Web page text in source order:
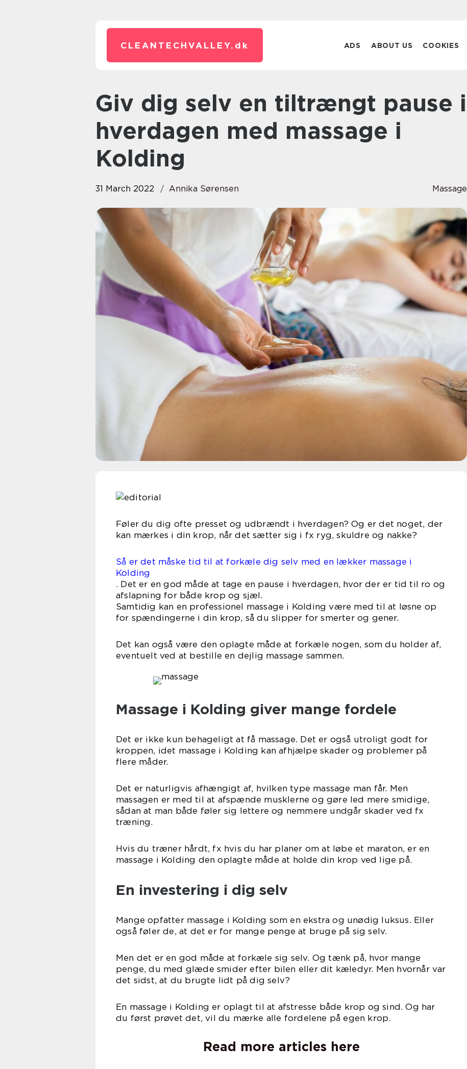
CLEANTECHVALLEY. dk ADS ABOUT US COOKIES
Giv dig selv en tiltrængt pause i
hverdagen med massage i
Kolding
31 March 2022 Annika Sørensen Massage
Føler du dig ofte presset og udbrændt i hverdagen? Og er det noget, der
kan mærkes i din krop, når det sætter sig i fx ryg, skuldre og nakke?
Så er det måske tid til at forkæle dig selv med en lækker massage i
Kolding
. Det er en god måde at tage en pause i hverdagen, hvor der er tid til ro og
afslapning for både krop og sjæl.
Samtidig kan en professionel massage i Kolding være med til at løsne op
for spændingerne i din krop, så du slipper for smerter og gener.
Det kan også være den oplagte måde at forkæle nogen, som du holder af,
eventuelt ved at bestille en dejlig massage sammen.
Massage i Kolding giver mange fordele
Det er ikke kun behageligt at få massage. Det er også utroligt godt for
kroppen, idet massage i Kolding kan afhjælpe skader og problemer på
flere måder.
Det er naturligvis afhængigt af, hvilken type massage man får. Men
massagen er med til at afspænde musklerne og gøre led mere smidige,
sådan at man både føler sig lettere og nemmere undgår skader ved fx
træning.
Hvis du træner hårdt, fx hvis du har planer om at løbe et maraton, er en
massage i Kolding den oplagte måde at holde din krop ved lige på.
En investering i dig selv
Mange opfatter massage i Kolding som en ekstra og unødig luksus. Eller
også føler de, at det er for mange penge at bruge på sig selv.
Men det er en god måde at forkæle sig selv. Og tænk på, hvor mange
penge, du med glæde smider efter bilen eller dit kæledyr. Men hvornår var
det sidst, at du brugte lidt på dig selv?
En massage i Kolding er oplagt til at afstresse både krop og sind. Og har
du først prøvet det, vil du mærke alle fordelene på egen krop.
Read more articles here